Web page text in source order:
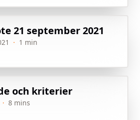
21 september 2021
· 1 min
och kriterier
· 8 mins